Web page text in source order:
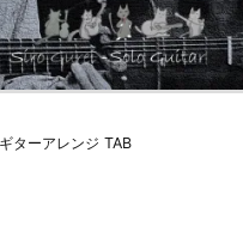
次へ

検索
ターアレンジ TAB